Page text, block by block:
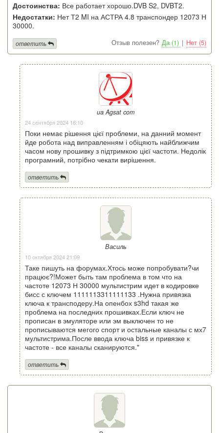
Достоинства: Все работает хорошо.DVB S2, DVBT2.
Недостатки: Нет Т2 MI на АСТРА 4.8 транспондер 12073 Н
30000.
Отзыв полезен? Да (1) | Нет (5)
ответить
ua Agsat com
24 сентября 2024 16:10
Поки немає рішення цієї проблеми, на данний момент
йде робота над виправленням і обіцяють найближчим
часом нову прошивку з підтримкою цієї частоти. Недолік
програмний, потрібно чекати вирішення.
ответить
Василь
10 октября 2024 21:09
Таке пишуть на форумах.Хтось може попробувати?чи
працює?!Может быть там проблема в том что на
частоте 12073 Н 30000 мультистрим идет в кодировке
бисс с ключем 1111113311111133 .Нужна привязка
ключа к трансподеру.На опенбох s3hd такая же
проблема на последних прошивках.Если ключ не
прописан в эмуляторе или эм выключен то не
прописываются мегого спорт и остальные каналы с мх7
мультистрима.После ввода ключа biss и привязке к
частоте - все каналы сканируются."
ответить